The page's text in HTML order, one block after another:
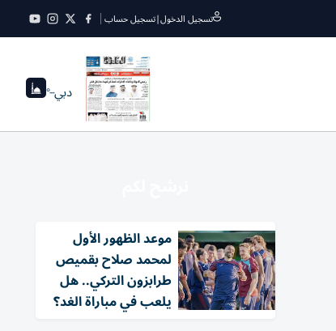
تسجيل الدخول|تسجيل حساب
دبي--°
موعد الظهور الأول
لمحمد صلاح بقميص
طرابزون التركي.. هل
يلعب في مباراة الغد؟